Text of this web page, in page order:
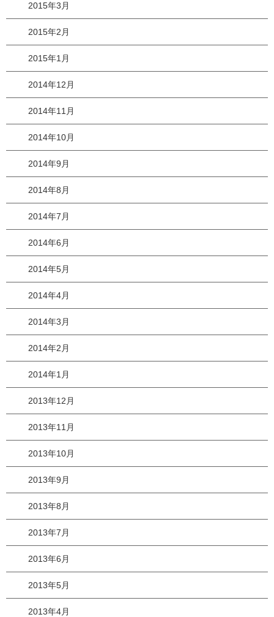
2015年3月
2015年2月
2015年1月
2014年12月
2014年11月
2014年10月
2014年9月
2014年8月
2014年7月
2014年6月
2014年5月
2014年4月
2014年3月
2014年2月
2014年1月
2013年12月
2013年11月
2013年10月
2013年9月
2013年8月
2013年7月
2013年6月
2013年5月
2013年4月